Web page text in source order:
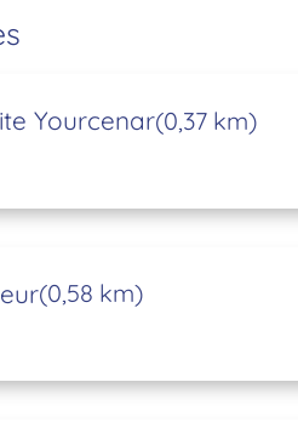
Yourcenar(0,37 km)
(0,58 km)